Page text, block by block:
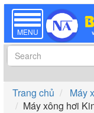
TOGGLE
NAVIGATION
MENU
Trang chủ
Máy
Máy xông hơi